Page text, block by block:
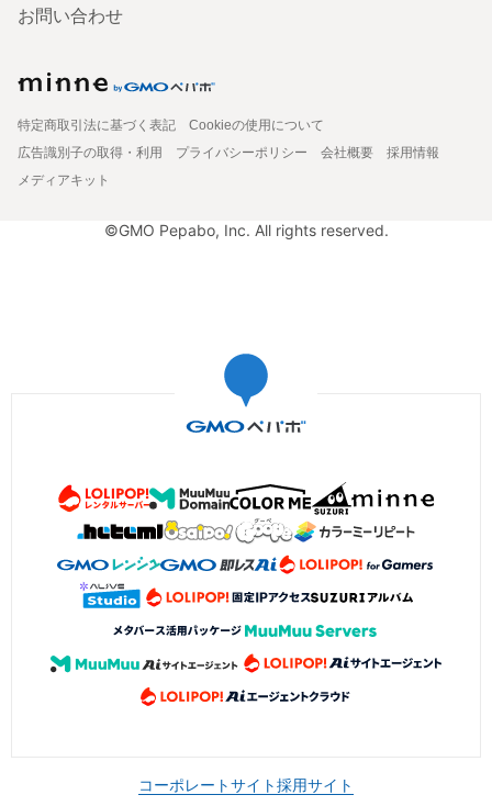
お問い合わせ
特定商取引法に基づく表記
Cookieの使用について
広告識別子の取得・利用
プライバシーポリシー 会社概要
採用情報
メディアキット
©GMO Pepabo, Inc. All rights reserved.
コーポレートサイト採用サイト